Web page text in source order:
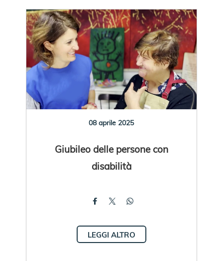
08 aprile 2025
Giubileo delle persone con
disabilità
LEGGI ALTRO